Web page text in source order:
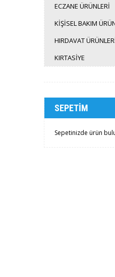
ECZANE ÜRÜNLERİ
KİŞİSEL BAKIM
HIRDAVAT
KIRTASİYE
SEPETIM
Sepetinizde ürün